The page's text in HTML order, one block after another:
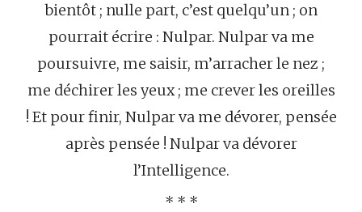
bientôt ; nulle part, c’est quelqu’un ; on
pourrait écrire : Nulpar. Nulpar va me
poursuivre, me saisir, m’arracher le nez ;
me déchirer les yeux ; me crever les oreilles
! Et pour finir, Nulpar va me dévorer, pensée
après pensée ! Nulpar va dévorer
l’Intelligence.
* * *